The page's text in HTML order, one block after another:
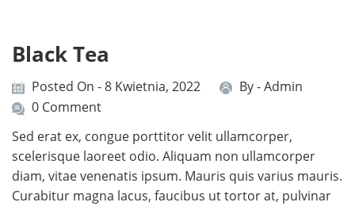
Black Tea
Posted On - 8 Kwietnia, 2022 By -Admin
0 Comment
Sed erat ex, congue porttitor velit ullamcorper,
scelerisque laoreet odio. Aliquam non ullamcorper
diam, vitae venenatis ipsum. Mauris quis varius mauris.
Curabitur magna lacus, faucibus ut tortor at, pulvinar